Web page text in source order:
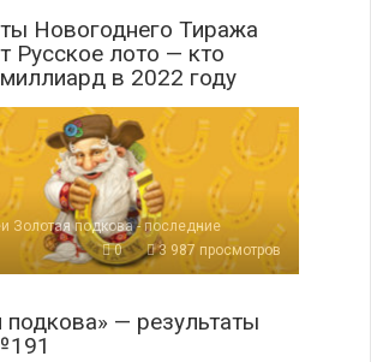
Новогоднего Тиража
Русское лото — кто
в 2022 году
Золотая подкова - последние
0 3 987 просмотров
подкова» — результаты